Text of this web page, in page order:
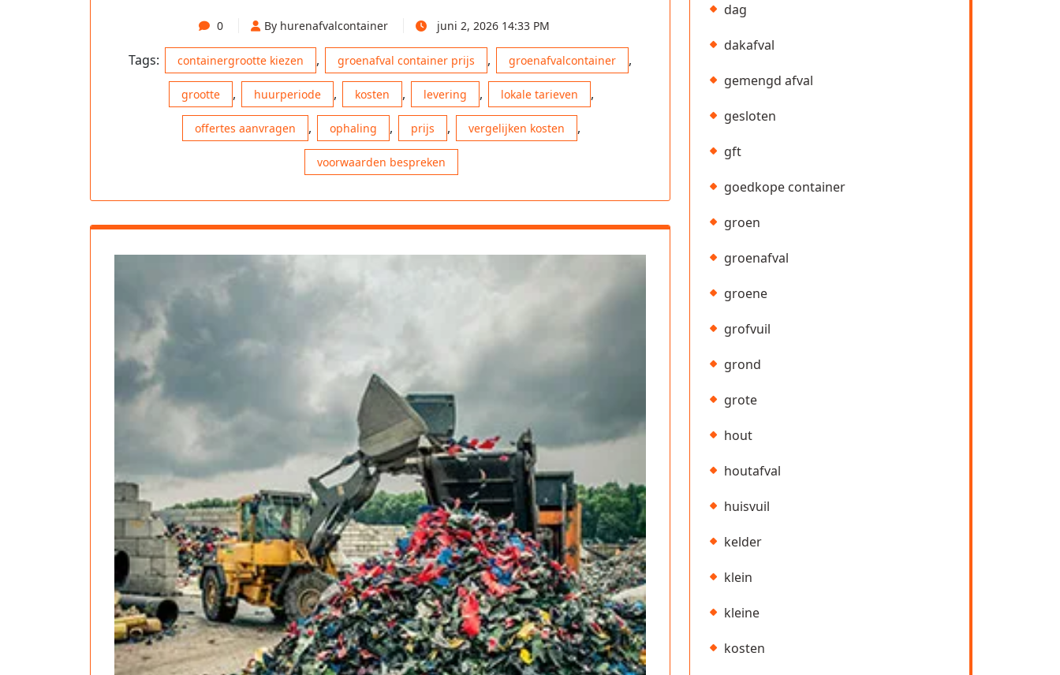
0 By hurenafvalcontainer juni 2, 2026 14:33 PM
Tags: containergrootte kiezen , groenafval container prijs , groenafvalcontainer ,
grootte , huurperiode , kosten , levering , lokale tarieven ,
offertes aanvragen , ophaling , prijs , vergelijken kosten ,
voorwaarden bespreken
dag
dakafval
gemengd afval
gesloten
gft
goedkope container
groen
groenafval
groene
grofvuil
grond
grote
hout
houtafval
huisvuil
kelder
klein
kleine
kosten